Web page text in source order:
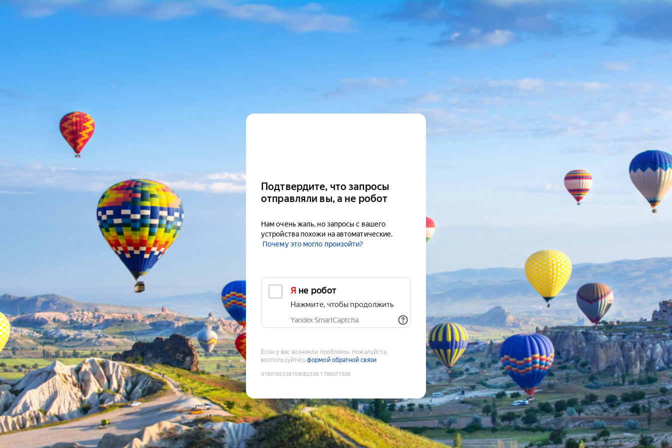
Подтвердите, что запросы
отправляли вы, а не робот
Нам очень жаль, но запросы с вашего
устройства похожи на автоматические.
Почему это могло произойти?
Я не робот
Нажмите, чтобы продолжить
Yandex SmartCaptcha
Если у вас возникли проблемы, пожалуйста,
воспользуйтесьформой обратной связи
9180765538159082338:1786071508